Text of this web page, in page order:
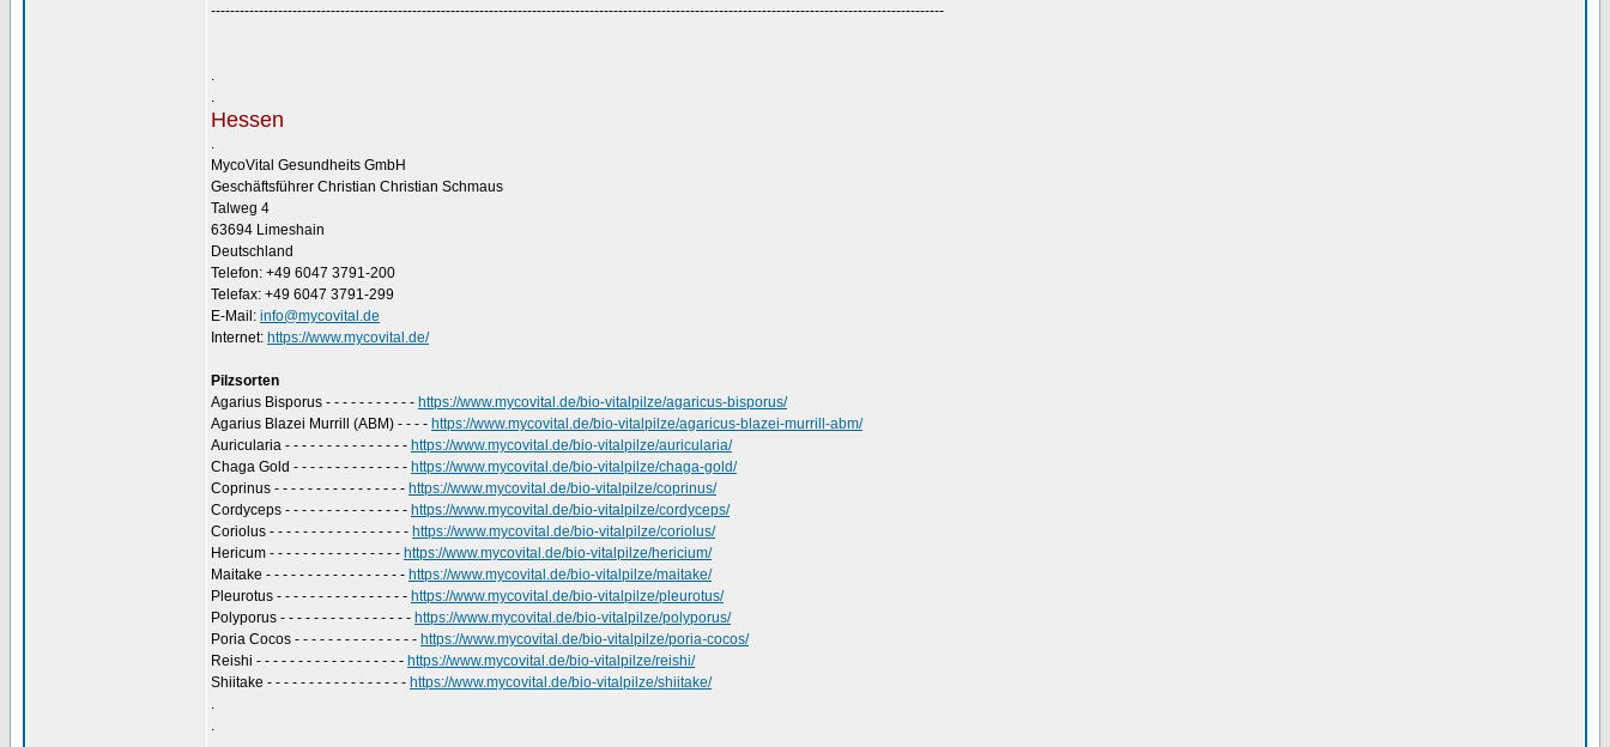
---------------------------------------------------------------------------------------------------------------------------------------------------------
.
.
Hessen
.
MycoVital Gesundheits GmbH
Geschäftsführer Christian Christian Schmaus
Talweg 4
63694 Limeshain
Deutschland
Telefon: +49 6047 3791-200
Telefax: +49 6047 3791-299
E-Mail: info@mycovital.de
Internet: https://www.mycovital.de/
Pilzsorten
Agarius Bisporus - - - - - - - - - - - https://www.mycovital.de/bio-vitalpilze/agaricus-bisporus/
Agarius Blazei Murrill (ABM) - - - - https://www.mycovital.de/bio-vitalpilze/agaricus-blazei-murrill-abm/
Auricularia - - - - - - - - - - - - - - - https://www.mycovital.de/bio-vitalpilze/auricularia/
Chaga Gold - - - - - - - - - - - - - - https://www.mycovital.de/bio-vitalpilze/chaga-gold/
Coprinus - - - - - - - - - - - - - - - - https://www.mycovital.de/bio-vitalpilze/coprinus/
Cordyceps - - - - - - - - - - - - - - - https://www.mycovital.de/bio-vitalpilze/cordyceps/
Coriolus - - - - - - - - - - - - - - - - - https://www.mycovital.de/bio-vitalpilze/coriolus/
Hericum - - - - - - - - - - - - - - - - https://www.mycovital.de/bio-vitalpilze/hericium/
Maitake - - - - - - - - - - - - - - - - - https://www.mycovital.de/bio-vitalpilze/maitake/
Pleurotus - - - - - - - - - - - - - - - - https://www.mycovital.de/bio-vitalpilze/pleurotus/
Polyporus - - - - - - - - - - - - - - - - https://www.mycovital.de/bio-vitalpilze/polyporus/
Poria Cocos - - - - - - - - - - - - - - - https://www.mycovital.de/bio-vitalpilze/poria-cocos/
Reishi - - - - - - - - - - - - - - - - - - https://www.mycovital.de/bio-vitalpilze/reishi/
Shiitake - - - - - - - - - - - - - - - - - https://www.mycovital.de/bio-vitalpilze/shiitake/
.
.